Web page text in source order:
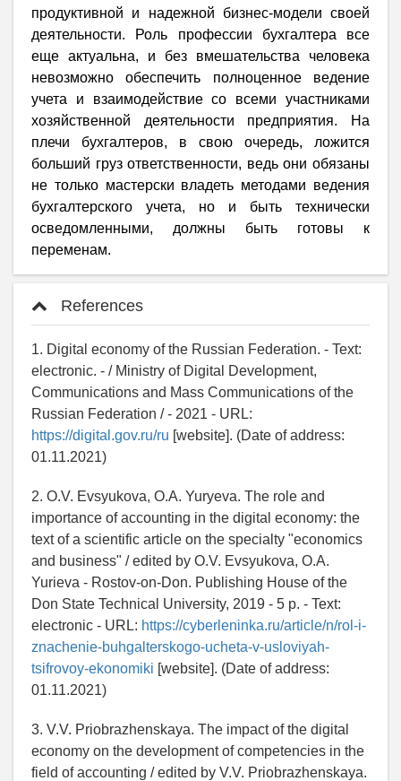
продуктивной и надежной бизнес-модели своей
деятельности. Роль профессии бухгалтера все
еще актуальна, и без вмешательства человека
невозможно обеспечить полноценное ведение
учета и взаимодействие со всеми участниками
хозяйственной деятельности предприятия. На
плечи бухгалтеров, в свою очередь, ложится
больший груз ответственности, ведь они обязаны
не только мастерски владеть методами ведения
бухгалтерского учета, но и быть технически
осведомленными, должны быть готовы к
переменам.
References
1. Digital economy of the Russian Federation. - Text:
electronic. - / Ministry of Digital Development,
Communications and Mass Communications of the
Russian Federation / - 2021 - URL:
https://digital.gov.ru/ru [website]. (Date of address:
01.11.2021)
2. O.V. Evsyukova, O.A. Yuryeva. The role and
importance of accounting in the digital economy: the
text of a scientific article on the specialty "economics
and business" / edited by O.V. Evsyukova, O.A.
Yurieva - Rostov-on-Don. Publishing House of the
Don State Technical University, 2019 - 5 p. - Text:
electronic - URL: https://cyberleninka.ru/article/n/rol-i-
znachenie-buhgalterskogo-ucheta-v-usloviyah-
tsifrovoy-ekonomiki [website]. (Date of address:
01.11.2021)
3. V.V. Priobrazhenskaya. The impact of the digital
economy on the development of competencies in the
field of accounting / edited by V.V. Priobrazhenskaya.